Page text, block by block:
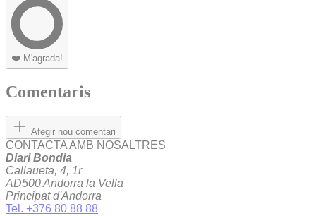
❤️ M'agrada!
Comentaris
Afegir nou comentari
CONTACTA AMB NOSALTRES
Diari Bondia
Callaueta, 4, 1r
AD500 Andorra la Vella
Principat d'Andorra
Tel. +376 80 88 88